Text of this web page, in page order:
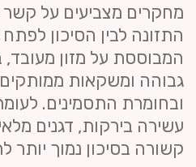
מחקרים מצביעים על קשר
המבוססת על מזון
גבוהה ומשקאות ממותקים
ובחומרת התסמינים.
עשירה בירקות, דגנים
קשורה בסיכון נמוך יותר